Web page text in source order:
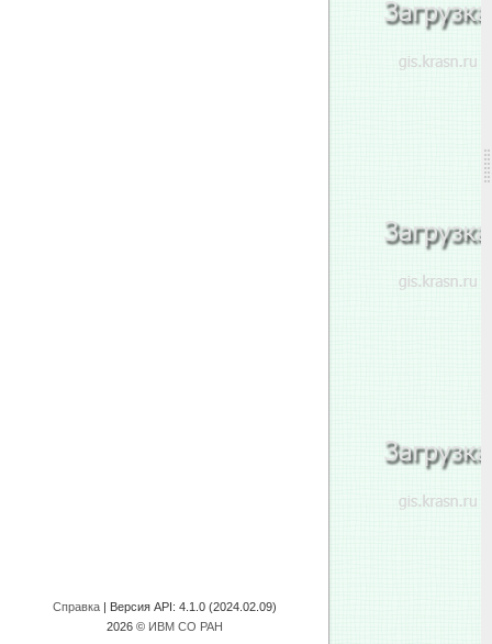
Справка| Версия API: 4.1.0 (2024.02.09)
2026 © ИВМ СО РАН